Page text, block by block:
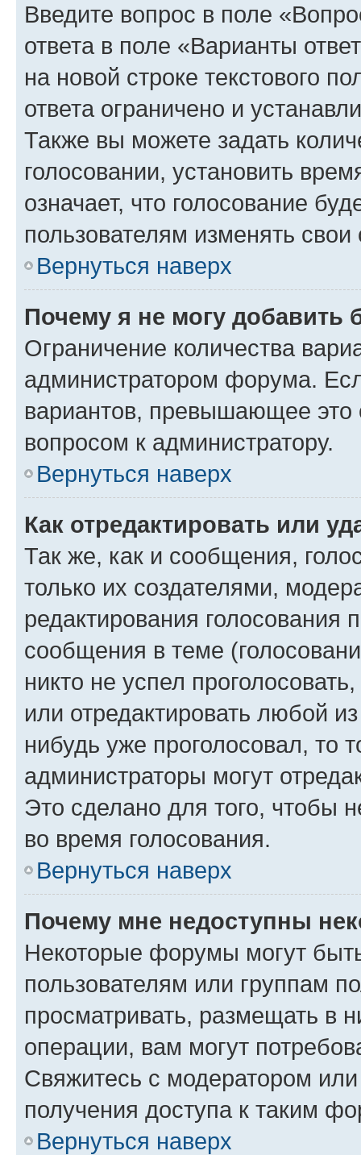
Введите вопрос в поле
ответа в поле «Варианты
на новой строке текстового
ответа ограничено и
Также вы можете задать
голосовании, установить
означает, что голосование
пользователям изменять свои
Вернуться наверх
Почему я не могу добавить
Ограничение количества
администратором форума.
вариантов, превышающее это
вопросом к администратору.
Вернуться наверх
Как отредактировать или
Так же, как и сообщения,
только их создателями,
редактирования голосования
сообщения в теме
никто не успел
или отредактировать любой
нибудь уже проголосовал, то
администраторы могут
Это сделано для того, чтобы
во время голосования.
Вернуться наверх
Почему мне недоступны
Некоторые форумы могут
пользователям или группам
просматривать, размещать в
операции, вам могут
Свяжитесь с модератором
получения доступа к таким
Вернуться наверх